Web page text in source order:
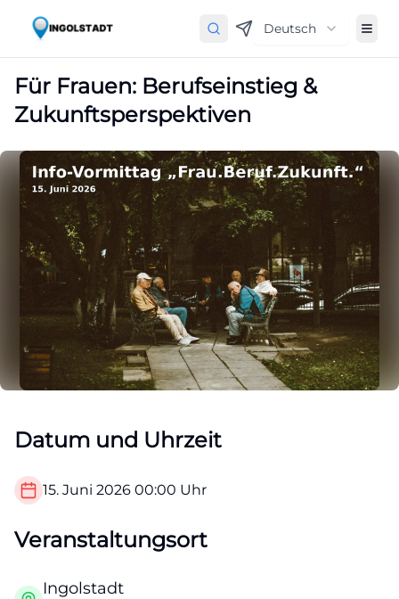
Deutsch
Für Frauen: Berufseinstieg &
Zukunftsperspektiven
Datum und Uhrzeit
15. Juni 2026 00:00 Uhr
Veranstaltungsort
Ingolstadt